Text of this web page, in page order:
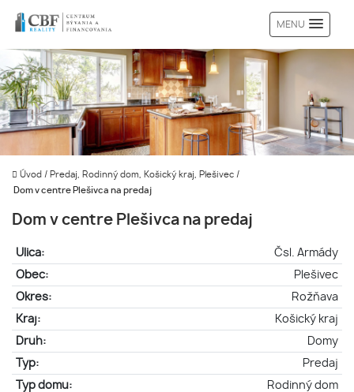
MENU
Úvod / Predaj, Rodinný dom, Košický kraj, Plešivec /
Dom v centre Plešivca na predaj
Dom v centre Plešivca na predaj
Ulica:
Čsl. Armády
Obec:
Plešivec
Okres:
Rožňava
Kraj:
Košický kraj
Druh:
Domy
Typ:
Predaj
Typ domu:
Rodinný dom